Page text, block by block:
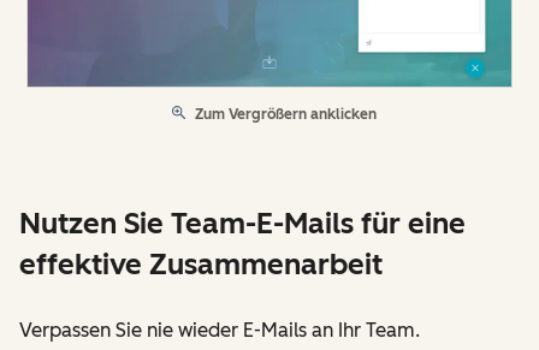
Zum Vergrößern anklicken
Nutzen Sie Team-E-Mails für eine
effektive Zusammenarbeit
Verpassen Sie nie wieder E-Mails an Ihr Team.